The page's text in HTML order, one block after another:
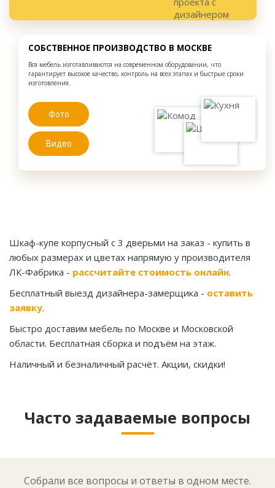
СОБСТВЕННОЕ ПРОИЗВОДСТВО В МОСКВЕ
Вся мебель изготавливаются на современном оборудовании, что
гарантирует высокое качество, контроль на всех этапах и быстрые сроки
изготовления.
Фото
Видео
Шкаф-купе корпусный с 3 дверьми на заказ - купить в
любых размерах и цветах напрямую у производителя
ЛК-Фабрика - рассчитайте стоимость онлайн.
Бесплатный выезд дизайнера-замерщика - оставить
заявку.
Быстро доставим мебель по Москве и Московской
области. Бесплатная сборка и подъём на этаж.
Наличный и безналичный расчёт. Акции, скидки!
Часто задаваемые вопросы
Собрали все вопросы и ответы в одном месте.